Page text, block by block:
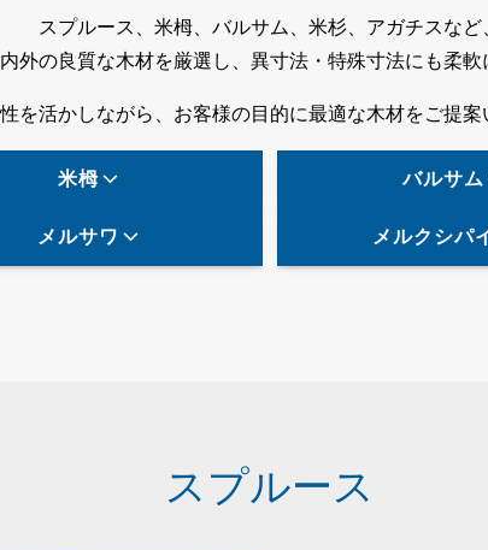
スプルース、米栂、バルサム、米杉、アガチスなど
外の良質な木材を厳選し、異寸法・特殊寸法にも柔軟
を活かしながら、お客様の目的に最適な木材をご提案
米栂 バルサム
メルサワ メルクシパ
スプルース